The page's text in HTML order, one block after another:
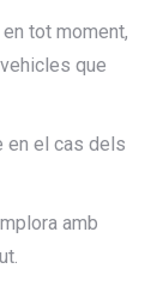
tot moment,
que
en el cas dels
amb